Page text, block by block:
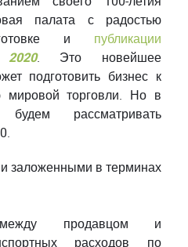
палата с радостью
и публикации
. Это новейшее
подготовить бизнес к
мировой торговли. Но в
рассматривать
заложенными в терминах
между продавцом и
расходов по